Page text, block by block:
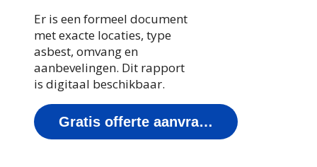
Er is een formeel document
met exacte locaties, type
asbest, omvang en
aanbevelingen. Dit rapport
is digitaal beschikbaar.
Gratis offerte aanvragen